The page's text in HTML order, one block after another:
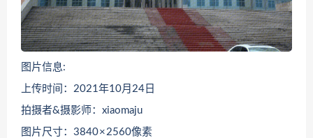
图片信息:
上传时间：2021年10月24日
拍摄者&摄影师：xiaomaju
图片尺寸：3840 × 2560像素